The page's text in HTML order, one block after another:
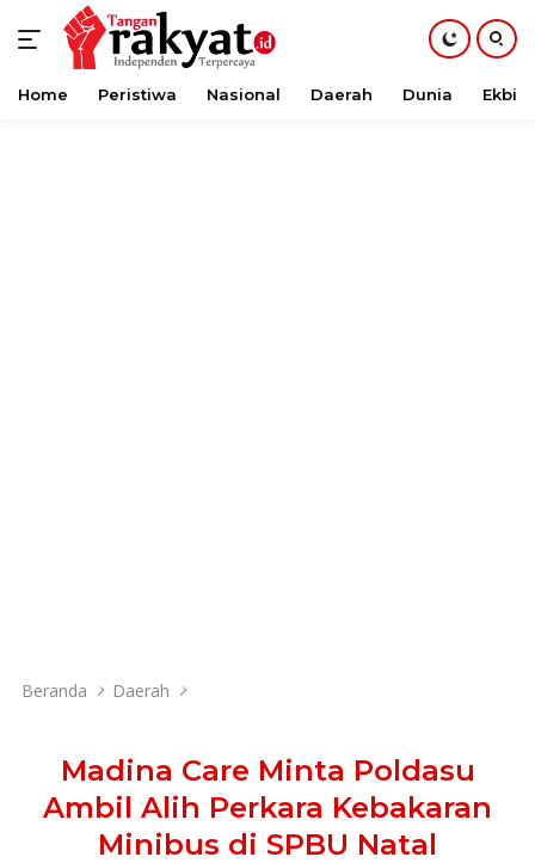
Langsung
Home Peristiwa Nasional Daerah Dunia Ekbis
Beranda Daerah
Madina Care Minta Poldasu
Ambil Alih Perkara Kebakaran
Minibus di SPBU Natal